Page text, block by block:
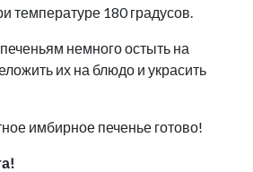
температуре 180 градусов.
немного остыть на
их на блюдо и украсить
имбирное печенье готово!